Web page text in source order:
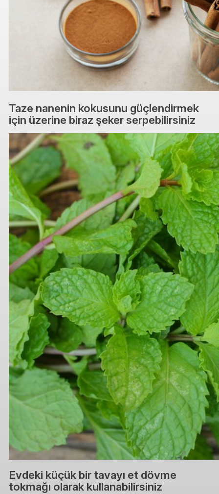
Taze nanenin kokusunu güçlendirmek
için üzerine biraz şeker serpebilirsiniz
Evdeki küçük bir tavayı et dövme
tokmağı olarak kullanabilirsiniz